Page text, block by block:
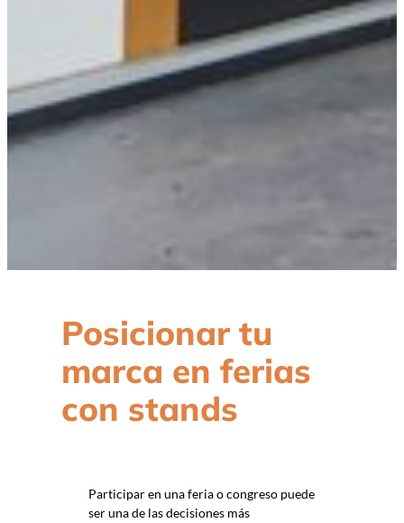
Posicionar tu
marca en ferias
con stands
Participar en una feria o congreso puede
ser una de las decisiones más